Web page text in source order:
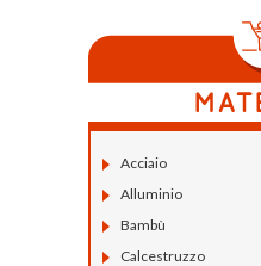
Acciaio
Alluminio
Bambù
Calcestruzzo